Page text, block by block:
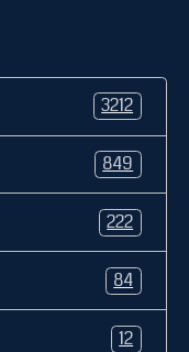
3212
849
222
84
12